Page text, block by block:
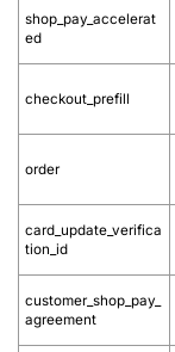
shop_pay_accelerat
ed
checkout_prefill
order
card_update_verifica
tion_id
customer_shop_pay_
agreement